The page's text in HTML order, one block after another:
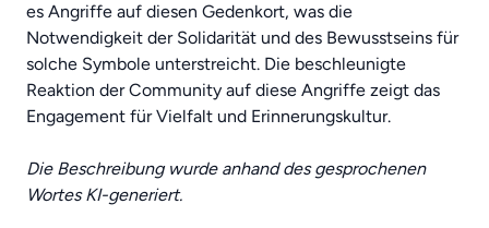
es Angriffe auf diesen Gedenkort, was die
Notwendigkeit der Solidarität und des Bewusstseins für
solche Symbole unterstreicht. Die beschleunigte
Reaktion der Community auf diese Angriffe zeigt das
Engagement für Vielfalt und Erinnerungskultur.
Die Beschreibung wurde anhand des gesprochenen
Wortes KI-generiert.